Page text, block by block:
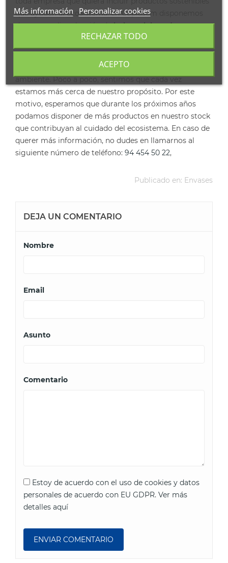
que ayuden al ecosistema, en Coplasem disponemos
de una amplia selección de bolsas elaboradas con
materiales reciclados y/o biodegradables.
últimos años, hemos decidido remar a favor del medio
ambiente. Poco a poco, sentimos que cada vez
estamos más cerca de nuestro propósito. Por este
motivo, esperamos que durante los próximos años
podamos disponer de más productos en nuestro stock
que contribuyan al cuidado del ecosistema. En caso de
querer más información, no dudes en llamarnos al
siguiente número de teléfono: 94 454 50 22,
Publicado en: Envases
DEJA UN COMENTARIO
Nombre
Email
Asunto
Comentario
Estoy de acuerdo con el uso de cookies y datos
personales de acuerdo con EU GDPR. Ver más
detalles aquí
Más información Personalizar cookies
RECHAZAR TODO
ACEPTO